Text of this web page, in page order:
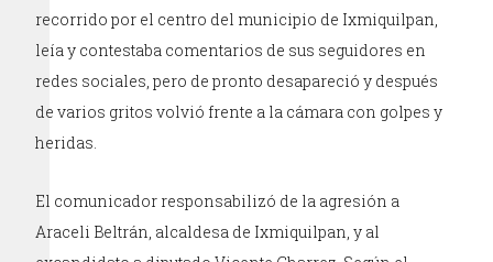
recorrido por el centro del municipio de Ixmiquilpan,
leía y contestaba comentarios de sus seguidores en
redes sociales, pero de pronto desapareció y después
de varios gritos volvió frente a la cámara con golpes y
heridas.
El comunicador responsabilizó de la agresión a
Araceli Beltrán, alcaldesa de Ixmiquilpan, y al